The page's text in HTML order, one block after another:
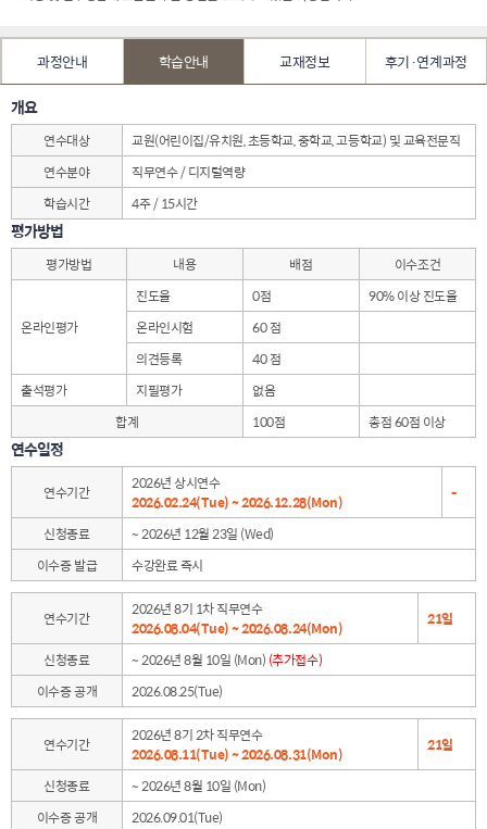
과정안내 학습안내 교재정보 후기·연계과정
개요
연수대상
교원(어린이집/유치원, 초등학교, 중학교, 고등학교) 및 교육전문직
연수분야
직무연수 / 디지털역량
학습시간
4주 / 15시간
평가방법
평가방법 내용 배점 이수조건
합계 100점 총점 60점 이상
온라인평가
진도율 0점
90% 이상 진도율
온라인시험
60 점
의견등록
40 점
출석평가
지필평가 없음
연수일정
연수기간
2026년 상시연수
2026.02.24(Tue) ~ 2026.12.28(Mon)
-
신청종료
~ 2026년 12월 23일 (Wed)
이수증 발급
수강완료 즉시
연수기간
2026년 8기 1차 직무연수
2026.08.04(Tue) ~ 2026.08.24(Mon)
21일
신청종료 ~ 2026년 8월 10일 (Mon) (추가접수)
이수증 공개
2026.08.25(Tue)
연수기간
2026년 8기 2차 직무연수
2026.08.11(Tue) ~ 2026.08.31(Mon)
21일
신청종료
~ 2026년 8월 10일 (Mon)
이수증 공개
2026.09.01(Tue)